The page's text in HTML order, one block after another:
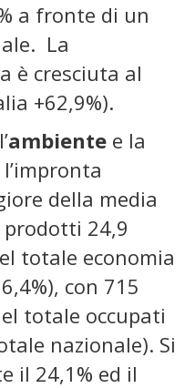
a fronte di un
La
è cresciuta al
+62,9%).
ambiente e la
della media
24,9
totale economia
con 715
totale occupati
nazionale). Si
il 24,1% ed il